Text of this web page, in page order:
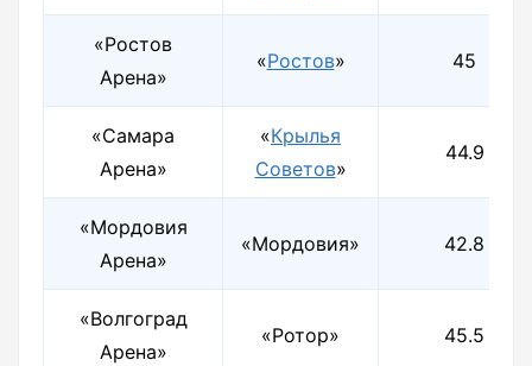
«Ростов
Арена»
«Ростов» 45
«Самара
Арена»
«Крылья
Советов»
44.9
«Мордовия
Арена»
«Мордовия» 42.8
«Волгоград
Арена»
«Ротор» 45.5